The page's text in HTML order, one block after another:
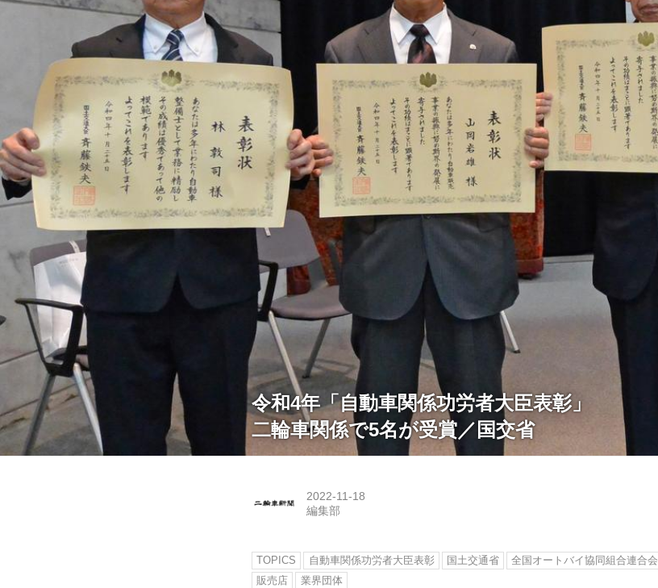
令和4年「自動車関係功労者大臣表彰」
二輪車関係で5名が受賞／国交省
2022-11-18
編集部
TOPICS 自動車関係功労者大臣表彰 国土交通省 全国オートバイ協同組合連合会
販売店
業界団体